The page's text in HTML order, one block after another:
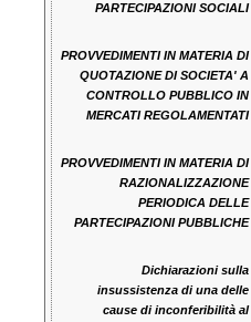
PARTECIPAZIONI SOCIALI
PROVVEDIMENTI IN MATERIA DI
QUOTAZIONE DI SOCIETA' A
CONTROLLO PUBBLICO IN
MERCATI REGOLAMENTATI
PROVVEDIMENTI IN MATERIA DI
RAZIONALIZZAZIONE
PERIODICA DELLE
PARTECIPAZIONI PUBBLICHE
Dichiarazioni sulla
insussistenza di una delle
cause di inconferibilità al